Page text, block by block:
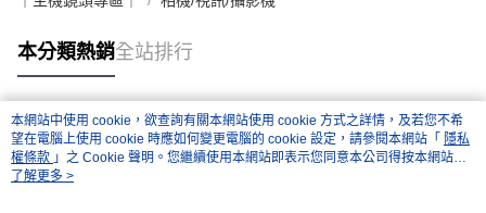
本分類熱銷全站排行
熱門標籤
本網站中使用 cookie，欲查詢有關本網站使用 cookie 方式之詳情，及若您不希
望在電腦上使用 cookie 時應如何變更電腦的 cookie 設定，請參閱本網站「 隱私
權條款 」之 Cookie 聲明。您繼續使用本網站即表示您同意本公司得按本網站使
用條款之 Cookie 聲明使用 cookie。
了解更多 >